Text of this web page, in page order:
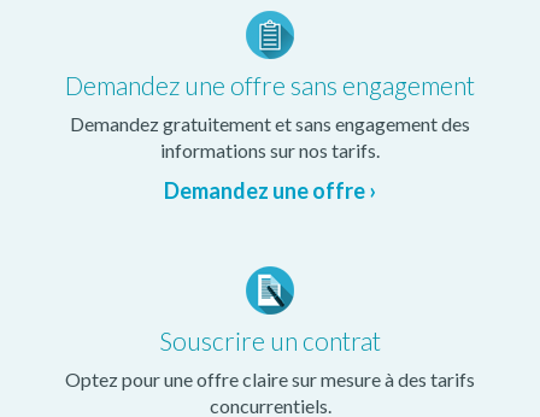
Demandez une offre sans engagement
Demandez gratuitement et sans engagement des
informations sur nos tarifs.
Demandez une offre ›
Souscrire un contrat
Optez pour une offre claire sur mesure à des tarifs
concurrentiels.